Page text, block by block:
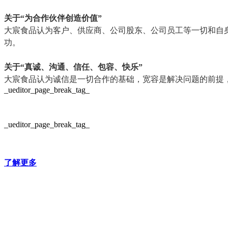
关于“为合作伙伴创造价值”
大宸食品认为客户、供应商、公司股东、公司员工等一切和
功。
关于“真诚、沟通、信任、包容、快乐”
大宸食品认为诚信是一切合作的基础，宽容是解决问题的前
_ueditor_page_break_tag_
_ueditor_page_break_tag_
了解更多